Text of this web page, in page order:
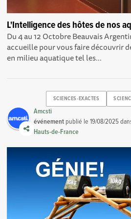
L'Intelligence des hôtes de nos
Du 4 au 12 Octobre Beauvais
accueille pour vous faire découvrir
en milieu aquatique tel les...
SCIENCES-EXACTES
Amcsti
événement publié le19/08/2025
Hauts-de-France